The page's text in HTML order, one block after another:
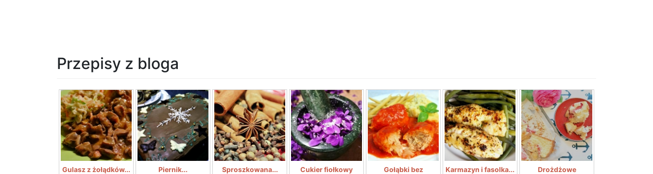
Przepisy z bloga
Gulasz z żołądków... Piernik... Sproszkowana... Cukier fiołkowy
Gołąbki bez
Karmazyn i fasolka...
Drożdżowe